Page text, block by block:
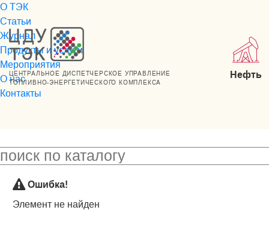
ЦЕНТРАЛЬНОЕ ДИСПЕТЧЕРСКОЕ УПРАВЛЕНИЕ
ТОПЛИВНО-ЭНЕРГЕТИЧЕСКОГО КОМПЛЕКСА
Нефть
О ТЭК
Статьи
Журнал
Продукты и услуги
Мероприятия
О нас
Контакты
Ошибка!
Элемент не найден